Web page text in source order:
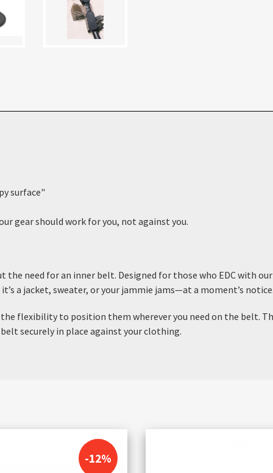
surface"
gear should work for you, not against you.
need for an inner belt. Designed for those who EDC with
a jacket, sweater, or your jammie jams—at a moment’s
flexibility to position them wherever you need on the belt.
securely in place against your clothing.
-12%